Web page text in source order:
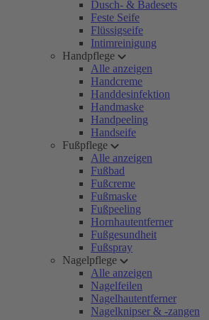
Dusch- & Badesets
Feste Seife
Flüssigseife
Intimreinigung
Handpflege
Alle anzeigen
Handcreme
Handdesinfektion
Handmaske
Handpeeling
Handseife
Fußpflege
Alle anzeigen
Fußbad
Fußcreme
Fußmaske
Fußpeeling
Hornhautentferner
Fußgesundheit
Fußspray
Nagelpflege
Alle anzeigen
Nagelfeilen
Nagelhautentferner
Nagelknipser & -zangen